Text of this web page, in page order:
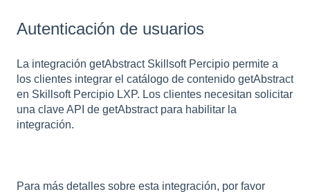
Autenticación de usuarios
La integración getAbstract Skillsoft Percipio permite a
los clientes integrar el catálogo de contenido getAbstract
en Skillsoft Percipio LXP. Los clientes necesitan solicitar
una clave API de getAbstract para habilitar la
integración.
Para más detalles sobre esta integración, por favor